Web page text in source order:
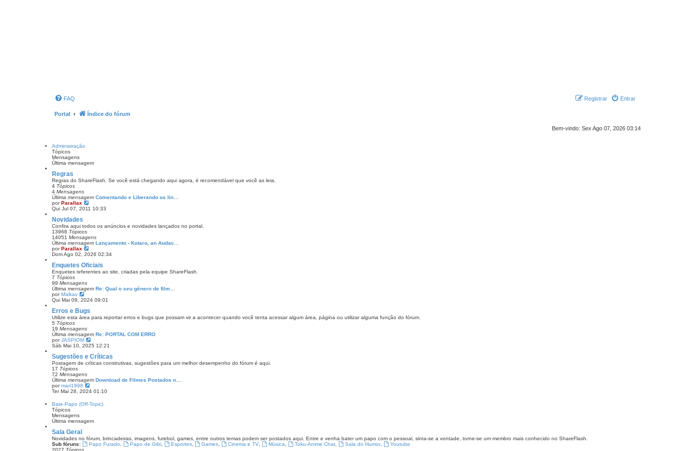
FAQ Entrar
Registrar
Portal Índice do fórum
Bem-vindo: Sex Ago 07, 2026 03:14
Administração
Tópicos
Mensagens
Última mensagem
Regras
Regras do ShareFlash. Se você está chegando aqui agora, é recomendável que você as leia.
4 Tópicos
4 Mensagens
Última mensagem Comentando e Liberando os lin…
porParallax
e
l
i
m
m
n
s
e
Qui Jul 07, 2011 10:33
Novidades
Confira aqui todos os anúncios e novidades lançados no portal.
13968 Tópicos
14051 Mensagens
Última mensagem Lançamento - Kotaro, an Audac…
porParallax
e
ú
l
m
m
n
s
a
e
m
Dom Ago 02, 2026 02:34
Enquetes Oficiais
Enquetes referentes ao site, criadas pela equipe ShareFlash.
7 Tópicos
99 Mensagens
Última mensagem Re: Qual o seu gênero de film…
porMalkav
e
ú
l
i
m
a
m
n
s
g
e
m
Qui Mai 09, 2024 09:01
Erros e Bugs
Utilize esta área para reportar erros e bugs que possam vir a acontecer quando você tenta acessar algum área, página ou utilizar alguma função do fórum.
5 Tópicos
19 Mensagens
Última mensagem Re: PORTAL COM ERRO
porJASPIOM
e
ú
l
m
m
n
s
e
Sáb Mai 10, 2025 12:21
Sugestões e Críticas
Postagem de críticas construtivas, sugestões para um melhor desempenho do fórum é aqui.
17 Tópicos
72 Mensagens
Última mensagem Download de Filmes Postados n…
pormari1998
e
ú
l
m
e
n
Ter Mai 28, 2024 01:10
Bate-Papo (Off-Topic)
Tópicos
Mensagens
Última mensagem
Sala Geral
Novidades no fórum, brincadeiras, imagens, futebol, games, entre outros temas podem ser postados aqui. Entre e venha bater um papo com o pessoal, sinta-se a vontade, torne-se um membro mais conhecido no ShareFlash.
Sub fóruns:
Papo Furado Papo de Gibi, Esportes, Games Cinema e TV Música Toku-Anime Chat, Sala do Humor,
Youtube
2027 Tópicos